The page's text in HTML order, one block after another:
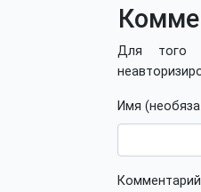
Для того
Имя
Комментарий